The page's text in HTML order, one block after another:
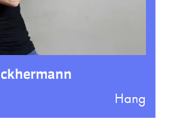
Hang